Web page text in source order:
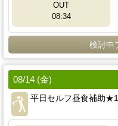
OUT
08:34
検討中
08/14 (金)
平日セルフ昼食補助